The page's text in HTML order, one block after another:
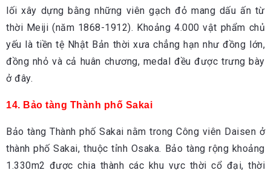
lối xây dựng bằng những viên gạch đỏ mang dấu ấn từ
thời Meiji (năm 1868-1912). Khoảng 4.000 vật phẩm chủ
yếu là tiền tệ Nhật Bản thời xưa chẳng hạn như đồng lớn,
đồng nhỏ và cả huân chương, medal đều được trưng bày
ở đây.
14. Bảo tàng Thành phố Sakai
Bảo tàng Thành phố Sakai nằm trong Công viên Daisen ở
thành phố Sakai, thuộc tỉnh Osaka. Bảo tàng rộng khoảng
1.330m2 được chia thành các khu vực thời cổ đại, thời